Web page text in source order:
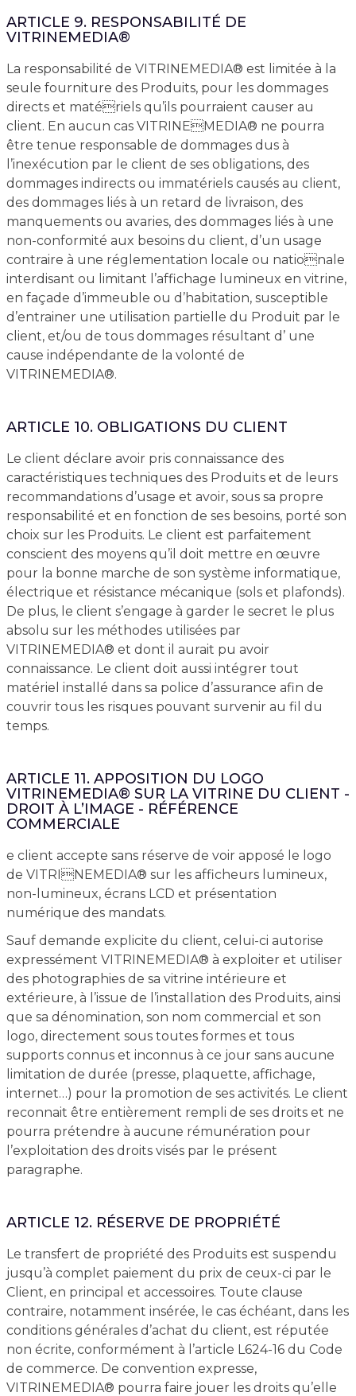
ARTICLE 9. RESPONSABILITÉ DE
VITRINEMEDIA®
La responsabilité de VITRINEMEDIA® est limitée à la
seule fourniture des Produits, pour les dommages
directs et matériels qu’ils pourraient causer au
client. En aucun cas VITRINEMEDIA® ne pourra
être tenue responsable de dommages dus à
l’inexécution par le client de ses obligations, des
dommages indirects ou immatériels causés au client,
des dommages liés à un retard de livraison, des
manquements ou avaries, des dommages liés à une
non-conformité aux besoins du client, d’un usage
contraire à une réglementation locale ou nationale
interdisant ou limitant l’affichage lumineux en vitrine,
en façade d’immeuble ou d’habitation, susceptible
d’entrainer une utilisation partielle du Produit par le
client, et/ou de tous dommages résultant d’ une
cause indépendante de la volonté de
VITRINEMEDIA®.
ARTICLE 10. OBLIGATIONS DU CLIENT
Le client déclare avoir pris connaissance des
caractéristiques techniques des Produits et de leurs
recommandations d’usage et avoir, sous sa propre
responsabilité et en fonction de ses besoins, porté son
choix sur les Produits. Le client est parfaitement
conscient des moyens qu’il doit mettre en œuvre
pour la bonne marche de son système informatique,
électrique et résistance mécanique (sols et plafonds).
De plus, le client s’engage à garder le secret le plus
absolu sur les méthodes utilisées par
VITRINEMEDIA® et dont il aurait pu avoir
connaissance. Le client doit aussi intégrer tout
matériel installé dans sa police d’assurance afin de
couvrir tous les risques pouvant survenir au fil du
temps.
ARTICLE 11. APPOSITION DU LOGO
VITRINEMEDIA® SUR LA VITRINE DU CLIENT -
DROIT À L’IMAGE - RÉFÉRENCE
COMMERCIALE
e client accepte sans réserve de voir apposé le logo
de VITRINEMEDIA® sur les afficheurs lumineux,
non-lumineux, écrans LCD et présentation
numérique des mandats.
Sauf demande explicite du client, celui-ci autorise
expressément VITRINEMEDIA® à exploiter et utiliser
des photographies de sa vitrine intérieure et
extérieure, à l’issue de l’installation des Produits, ainsi
que sa dénomination, son nom commercial et son
logo, directement sous toutes formes et tous
supports connus et inconnus à ce jour sans aucune
limitation de durée (presse, plaquette, affichage,
internet…) pour la promotion de ses activités. Le client
reconnait être entièrement rempli de ses droits et ne
pourra prétendre à aucune rémunération pour
l’exploitation des droits visés par le présent
paragraphe.
ARTICLE 12. RÉSERVE DE PROPRIÉTÉ
Le transfert de propriété des Produits est suspendu
jusqu’à complet paiement du prix de ceux-ci par le
Client, en principal et accessoires. Toute clause
contraire, notamment insérée, le cas échéant, dans les
conditions générales d’achat du client, est réputée
non écrite, conformément à l’article L624-16 du Code
de commerce. De convention expresse,
VITRINEMEDIA® pourra faire jouer les droits qu’elle